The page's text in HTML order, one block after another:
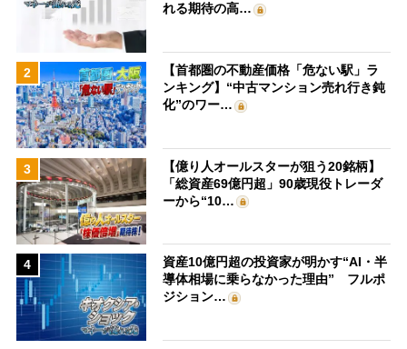
れる期待の高…
2
【首都圏の不動産価格「危ない駅」ラ
ンキング】“中古マンション売れ行き鈍
化”のワー…
3
【億り人オールスターが狙う20銘柄】
「総資産69億円超」90歳現役トレーダ
ーから“10…
4
資産10億円超の投資家が明かす“AI・半
導体相場に乗らなかった理由” フルポ
ジション…